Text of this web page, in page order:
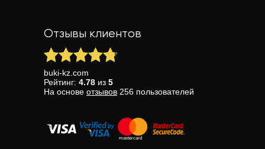
Отзывы клиентов
buki-kz.com
Рейтинг: 4.78 из 5
На основе отзывов 256 пользователей